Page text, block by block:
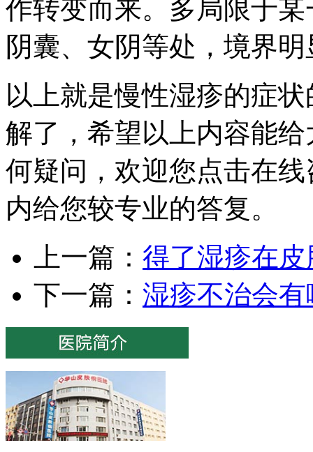
作转变而来。多局限于
阴囊、女阴等处，境界
以上就是慢性湿疹的症
解了，希望以上内容能
何疑问，欢迎您点击在
内给您较专业的答复。
上一篇： 得了湿疹在
下一篇： 湿疹不治会